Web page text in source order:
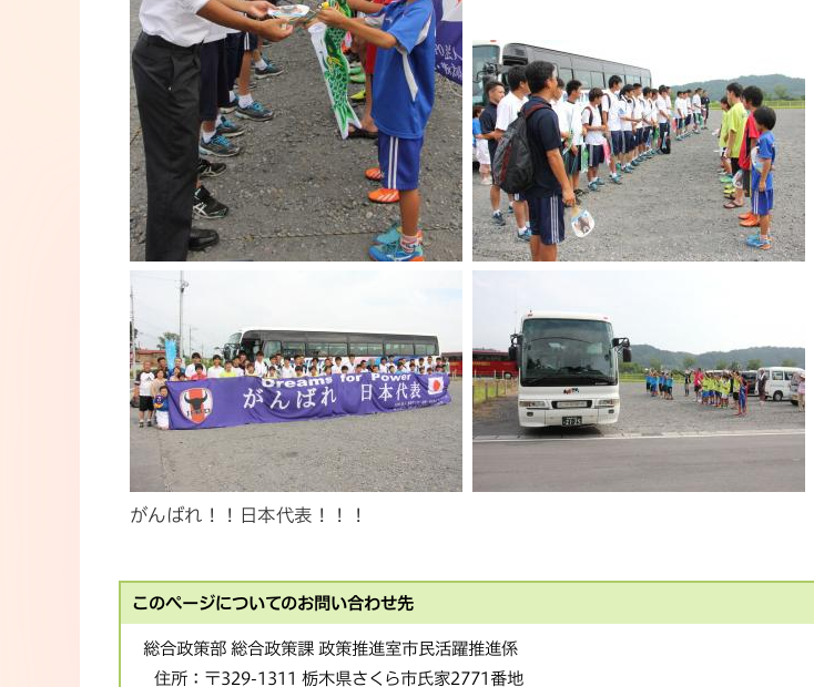
がんばれ！！日本代表！！！
このページについてのお問い合わせ先
総合政策部 総合政策課 政策推進室市民活躍推進係
住所： 〒329-1311 栃木県さくら市氏家2771番地